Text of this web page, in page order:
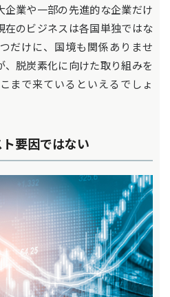
業や一部の先進的な企業だけ
在のビジネスは各国単独ではな
だけに、国境も関係ありませ
脱炭素化に向けた取り組みを
まで来ているといえるでしょ
要因ではない